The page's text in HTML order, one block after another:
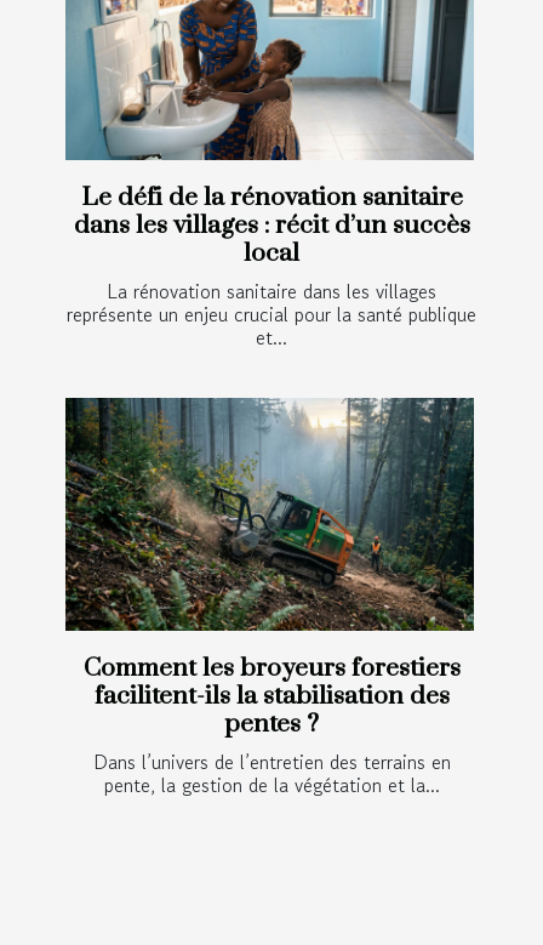
Le défi de la rénovation sanitaire
dans les villages : récit d’un succès
local
La rénovation sanitaire dans les villages
représente un enjeu crucial pour la santé publique
et...
Comment les broyeurs forestiers
facilitent-ils la stabilisation des
pentes ?
Dans l’univers de l’entretien des terrains en
pente, la gestion de la végétation et la...